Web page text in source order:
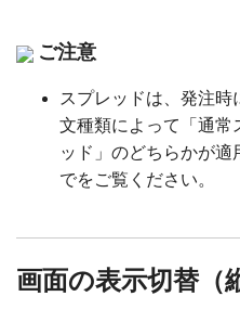
ご注意
スプレッドは、発注
文種類によって「通常
ッド」のどちらかが適
でをご覧ください。
画面の表示切替（